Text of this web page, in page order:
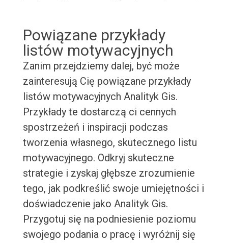
Powiązane przykłady
listów motywacyjnych
Zanim przejdziemy dalej, być może
zainteresują Cię powiązane przykłady
listów motywacyjnych Analityk Gis.
Przykłady te dostarczą ci cennych
spostrzeżeń i inspiracji podczas
tworzenia własnego, skutecznego listu
motywacyjnego. Odkryj skuteczne
strategie i zyskaj głębsze zrozumienie
tego, jak podkreślić swoje umiejętności i
doświadczenie jako Analityk Gis.
Przygotuj się na podniesienie poziomu
swojego podania o pracę i wyróżnij się